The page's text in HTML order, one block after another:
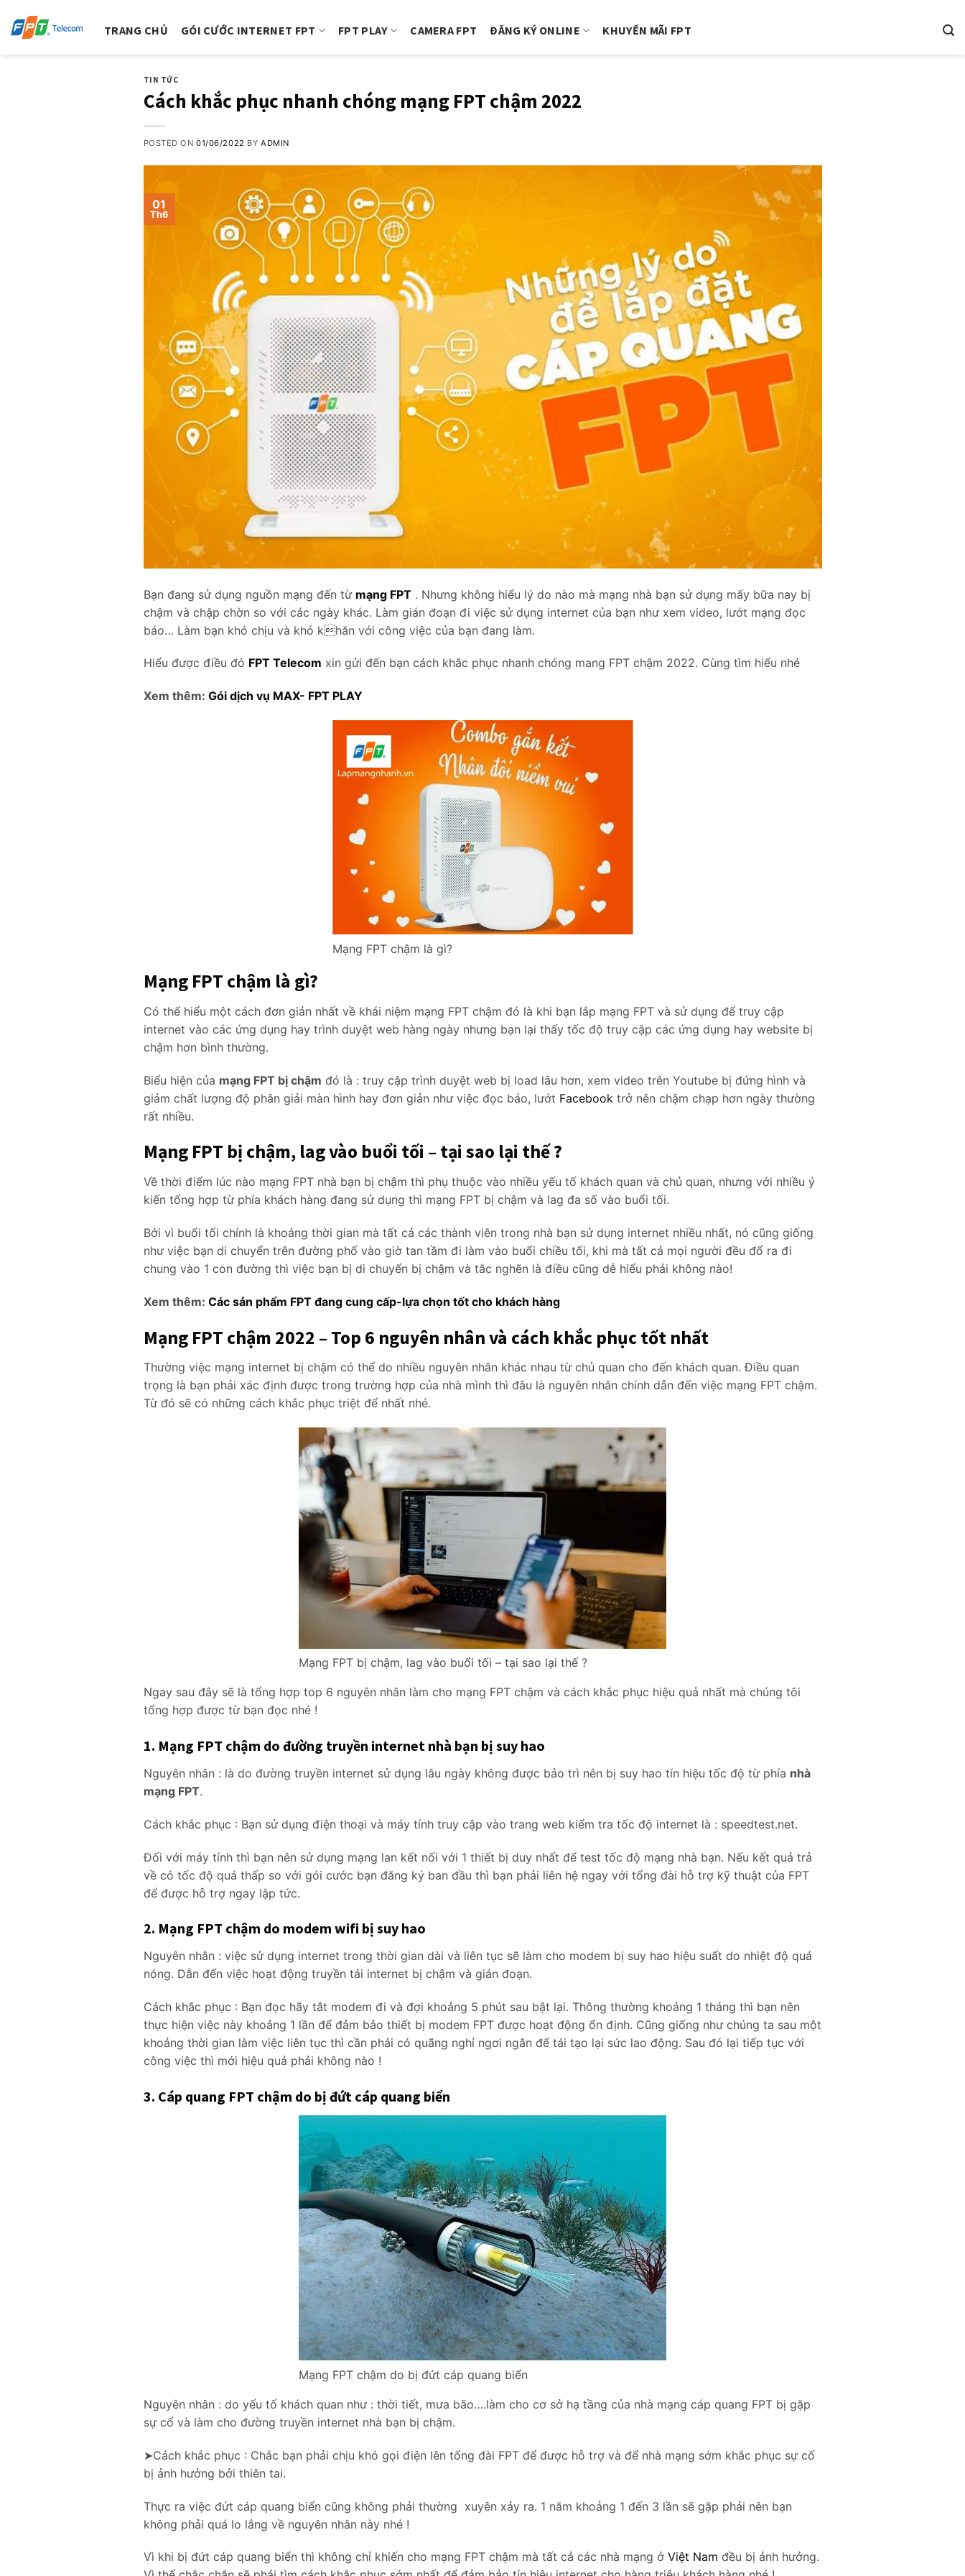
TRANG CHỦ GÓI CƯỚC INTERNET FPT FPT PLAY CAMERA FPT ĐĂNG KÝ ONLINE KHUYẾN MÃI FPT
TIN TỨC
Cách khắc phục nhanh chóng mạng FPT chậm 2022
POSTED ON01/06/2022 BY ADMIN
01
Th6
Bạn đang sử dụng nguồn mạng đến từ mạng FPT. Nhưng không hiểu lý do nào mà mạng nhà bạn sử dụng mấy bữa nay bị
chậm và chập chờn so với các ngày khác. Làm gián đoạn đi việc sử dụng internet của bạn như xem video, lướt mạng đọc
báo… Làm bạn khó chịu và khó khăn với công việc của bạn đang làm.
Hiểu được điều đó FPT Telecom xin gửi đến bạn cách khắc phục nhanh chóng mang FPT chậm 2022. Cùng tìm hiểu nhé
Xem thêm: Gói dịch vụ MAX- FPT PLAY
Mạng FPT chậm là gì?
Mạng FPT chậm là gì?
Có thể hiểu một cách đơn giản nhất về khái niệm mạng FPT chậm đó là khi bạn lắp mạng FPT và sử dụng để truy cập
internet vào các ứng dụng hay trình duyệt web hàng ngày nhưng bạn lại thấy tốc độ truy cập các ứng dụng hay website bị
chậm hơn bình thường.
Biểu hiện của mạng FPT bị chậm đó là : truy cập trình duyệt web bị load lâu hơn, xem video trên Youtube bị đứng hình và
giảm chất lượng độ phân giải màn hình hay đơn giản như việc đọc báo, lướt Facebook trở nên chậm chạp hơn ngày thường
rất nhiều.
Mạng FPT bị chậm, lag vào buổi tối – tại sao lại thế ?
Về thời điểm lúc nào mạng FPT nhà bạn bị chậm thì phụ thuộc vào nhiều yếu tố khách quan và chủ quan, nhưng với nhiều ý
kiến tổng hợp từ phía khách hàng đang sử dụng thì mạng FPT bị chậm và lag đa số vào buổi tối.
Bởi vì buổi tối chính là khoảng thời gian mà tất cả các thành viên trong nhà bạn sử dụng internet nhiều nhất, nó cũng giống
như việc bạn di chuyển trên đường phố vào giờ tan tầm đi làm vào buổi chiều tối, khi mà tất cả mọi người đều đổ ra đi
chung vào 1 con đường thì việc bạn bị di chuyển bị chậm và tắc nghẽn là điều cũng dễ hiểu phải không nào!
Xem thêm: Các sản phẩm FPT đang cung cấp-lựa chọn tốt cho khách hàng
Mạng FPT chậm 2022 – Top 6 nguyên nhân và cách khắc phục tốt nhất
Thường việc mạng internet bị chậm có thể do nhiều nguyên nhân khác nhau từ chủ quan cho đến khách quan. Điều quan
trọng là bạn phải xác định được trong trường hợp của nhà mình thì đâu là nguyên nhân chính dẫn đến việc mạng FPT chậm.
Từ đó sẽ có những cách khắc phục triệt để nhất nhé.
Mạng FPT bị chậm, lag vào buổi tối – tại sao lại thế ?
Ngay sau đây sẽ là tổng hợp top 6 nguyên nhân làm cho mạng FPT chậm và cách khắc phục hiệu quả nhất mà chúng tôi
tổng hợp được từ bạn đọc nhé !
1. Mạng FPT chậm do đường truyền internet nhà bạn bị suy hao
Nguyên nhân : là do đường truyền internet sử dụng lâu ngày không được bảo trì nên bị suy hao tín hiệu tốc độ từ phía nhà
mạng FPT.
Cách khắc phục : Bạn sử dụng điện thoại và máy tính truy cập vào trang web kiểm tra tốc độ internet là : speedtest.net.
Đối với máy tính thì bạn nên sử dụng mạng lan kết nối với 1 thiết bị duy nhất để test tốc độ mạng nhà bạn. Nếu kết quả trả
về có tốc độ quá thấp so với gói cước bạn đăng ký ban đầu thì bạn phải liên hệ ngay với tổng đài hỗ trợ kỹ thuật của FPT
để được hỗ trợ ngay lập tức.
2. Mạng FPT chậm do modem wifi bị suy hao
Nguyên nhân : việc sử dụng internet trong thời gian dài và liên tục sẽ làm cho modem bị suy hao hiệu suất do nhiệt độ quá
nóng. Dẫn đến việc hoạt động truyền tải internet bị chậm và gián đoạn.
Cách khắc phục : Bạn đọc hãy tắt modem đi và đợi khoảng 5 phút sau bật lại. Thông thường khoảng 1 tháng thì bạn nên
thực hiện việc này khoảng 1 lần để đảm bảo thiết bị modem FPT được hoạt động ổn định. Cũng giống như chúng ta sau một
khoảng thời gian làm việc liên tục thì cần phải có quãng nghỉ ngơi ngắn để tái tạo lại sức lao động. Sau đó lại tiếp tục với
công việc thì mới hiệu quả phải không nào !
3. Cáp quang FPT chậm do bị đứt cáp quang biển
Mạng FPT chậm do bị đứt cáp quang biển
Nguyên nhân : do yếu tố khách quan như : thời tiết, mưa bão….làm cho cơ sở hạ tầng của nhà mạng cáp quang FPT bị gặp
sự cố và làm cho đường truyền internet nhà bạn bị chậm.
➤Cách khắc phục : Chắc bạn phải chịu khó gọi điện lên tổng đài FPT để được hỗ trợ và để nhà mạng sớm khắc phục sự cố
bị ảnh hưởng bởi thiên tai.
Thực ra việc đứt cáp quang biển cũng không phải thường xuyên xảy ra. 1 năm khoảng 1 đến 3 lần sẽ gặp phải nên bạn
không phải quá lo lắng về nguyên nhân này nhé !
Vì khi bị đứt cáp quang biển thì không chỉ khiến cho mạng FPT chậm mà tất cả các nhà mạng ở Việt Nam đều bị ảnh hưởng.